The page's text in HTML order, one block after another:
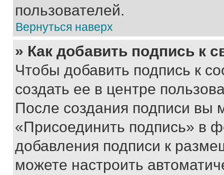
пользователей.
Вернуться наверх
» Как добавить подпись к
Чтобы добавить подпись к
создать ее в центре
После создания подписи вы
«Присоединить подпись» в
добавления подписи к
можете настроить